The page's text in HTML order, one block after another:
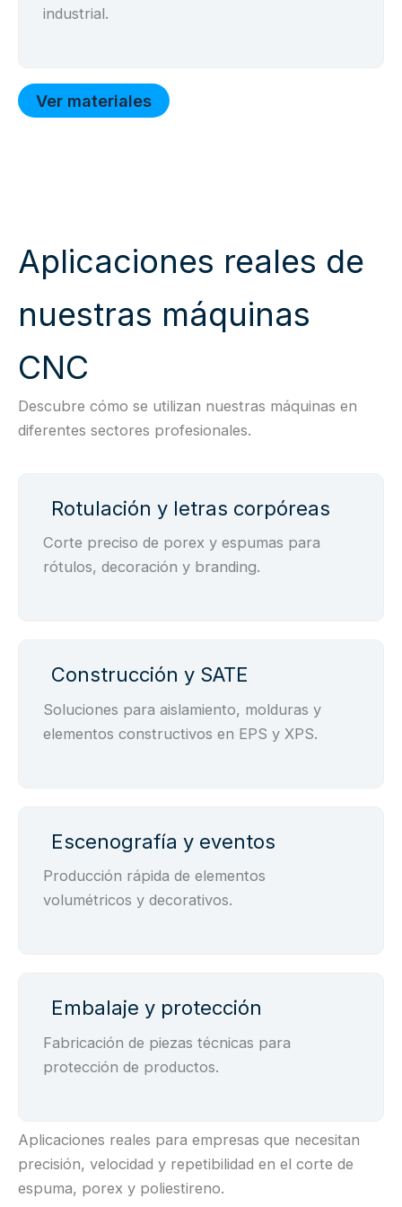
industrial.
Ver materiales
Aplicaciones reales de
nuestras máquinas
CNC
Descubre cómo se utilizan nuestras máquinas en
diferentes sectores profesionales.
Rotulación y letras corpóreas
Corte preciso de porex y espumas para
rótulos, decoración y branding.
Construcción y SATE
Soluciones para aislamiento, molduras y
elementos constructivos en EPS y XPS.
Escenografía y eventos
Producción rápida de elementos
volumétricos y decorativos.
Embalaje y protección
Fabricación de piezas técnicas para
protección de productos.
Aplicaciones reales para empresas que necesitan
precisión, velocidad y repetibilidad en el corte de
espuma, porex y poliestireno.